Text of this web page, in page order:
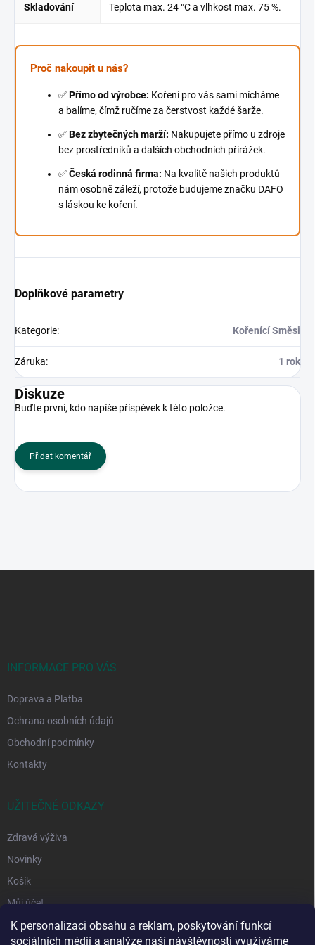
K personalizaci obsahu a reklam, poskytování funkcí
sociálních médií a analýze naší návštěvnosti využíváme
Skladování Teplota max. 24 °C a vlhkost max. 75 %.
Proč nakoupit u nás?
✅Přímo od výrobce: Koření pro vás sami mícháme
a balíme, čímž ručíme za čerstvost každé šarže.
✅Bez zbytečných marží: Nakupujete přímo u zdroje
bez prostředníků a dalších obchodních přirážek.
✅Česká rodinná firma: Na kvalitě našich produktů
nám osobně záleží, protože budujeme značku DAFO
s láskou ke koření.
Doplňkové parametry
Kategorie: Kořenící Směsi
Záruka: 1 rok
Diskuze
Buďte první, kdo napíše příspěvek k této položce.
Přidat komentář
INFORMACE PRO VÁS
Doprava a Platba
Ochrana osobních údajů
Obchodní podmínky
Kontakty
UŽITEČNÉ ODKAZY
Zdravá výživa
Novinky
Košík
Můj účet